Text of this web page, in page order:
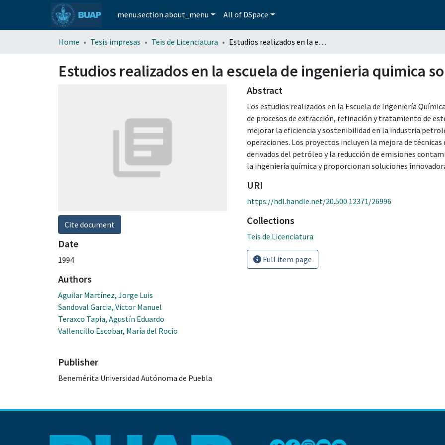
menu.section.about_menu All of DSpace
Home Tesis impresas Teis de Licenciatura Estudios realizados en la escuela de ingenieria quimica sobre el petroleo
Estudios realizados en la escuela de ingenieria quimica
Cite document
Date
1994
Authors
Aguilar Martínez, Jorge Luis
Sandoval Garcia, Victor Manuel
Teraxco Tapia, Agustín Eduardo
Vallencillo Escobar, María del Rocio
Publisher
Benemérita Universidad Autónoma de Puebla
Abstract
Los estudios realizados en la Escuela de Ingeniería
de procesos de extracción, refinación y tratamiento de
mejorar la eficiencia y sostenibilidad en la industria
operaciones. Los proyectos incluyen la mejora de
derivados del petróleo y la reducción de emisiones
la ingeniería química y proporcionan soluciones
URI
https://hdl.handle.net/20.500.12371/26996
Collections
Teis de Licenciatura
Full item page